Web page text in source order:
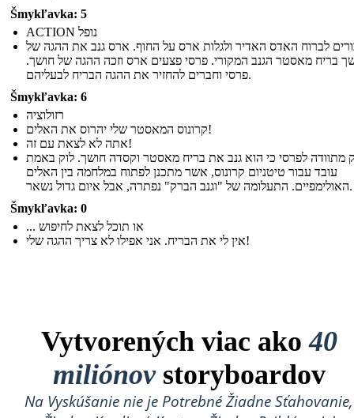
Šmykľavka: 5
ACTION נופל
לברוח האדס האדיר ולגלות ארס על החוף. ארס גנב את ההגה של
בריח מאסטר הגנב המקורי. פרסי פצעים ארס וזכה ההגה של חושך.
פרסי וחברים להחזיר את ההגה הבריח לבעליהם.
Šmykľavka: 6
רזולוציה
קרונוס המאסטר שלי יהרוס את האלים!
אתה לא לצאת עם זה!
מתוודה לפרסי כי הוא גנב את בריח מאסטר וקסדה חושך. לוק באמת
עובד עבור טיטניום קרונוס, אשר מתכנן לפתוח במלחמה בין האלים
האולימפיים. התעלומה של "וגנב הברק" נפתרה, אבל איום גדול נשאר.
Šmykľavka: 0
... או תוכל לצאת לחיפוש
אין לי את הבריח. אני אפילו לא צריך ההגה שלי!
Vytvorených viac ako40
miliónovstoryboardov
Na Vyskúšanie nie je Potrebné Žiadne Sťahovanie,